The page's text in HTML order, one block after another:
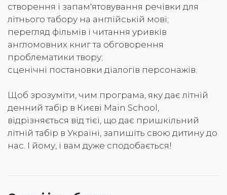
створення і запам'ятовування речівки для
літнього табору на англійській мові;
перегляд фільмів і читання уривків
англомовних книг та обговорення
проблематики твору;
сценічні постановки діалогів персонажів.
Щоб зрозуміти, чим програма, яку дає літній
денний табір в Києві Main School,
відрізняється від тієї, що дає пришкільний
літній табір в Україні, запишіть свою дитину до
нас. І йому, і вам дуже сподобається!